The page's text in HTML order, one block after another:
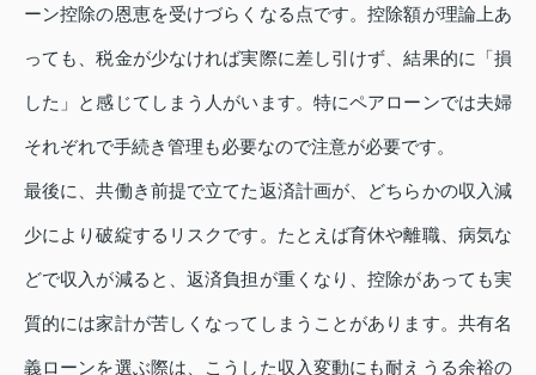
ーン控除の恩恵を受けづらくなる点です。控除額が理論上あ
っても、税金が少なければ実際に差し引けず、結果的に「損
した」と感じてしまう人がいます。特にペアローンでは夫婦
それぞれで手続き管理も必要なので注意が必要です。
最後に、共働き前提で立てた返済計画が、どちらかの収入減
少により破綻するリスクです。たとえば育休や離職、病気な
どで収入が減ると、返済負担が重くなり、控除があっても実
質的には家計が苦しくなってしまうことがあります。共有名
義ローンを選ぶ際は、こうした収入変動にも耐えうる余裕の